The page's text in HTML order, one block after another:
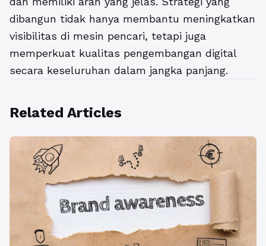
dibangun tidak hanya membantu meningkatkan
visibilitas di mesin pencari, tetapi juga
memperkuat kualitas pengembangan digital
secara keseluruhan dalam jangka panjang.
Related Articles